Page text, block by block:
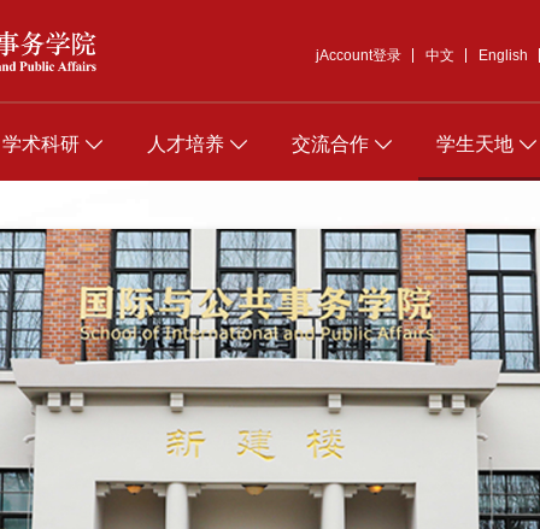
jAccount登录 中文 English
学术科研 人才培养 交流合作 学生天地